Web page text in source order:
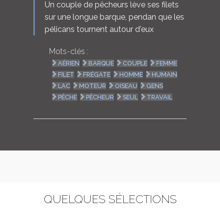
Un couple de pêcheurs lève ses filets
sur une longue barque, pendan que les
pélicans tournent autour d'eux
Mots-clés :
AÉRIEN BARQUE COUPLE
FEMME
FILET
FRÉGATE HOMME
HUMAIN
LAC
MOTEUR OISEAU
GENS
PÊCHE
PÊCHEUR SEUL TRAVAIL
QUELQUES SÉLECTIONS